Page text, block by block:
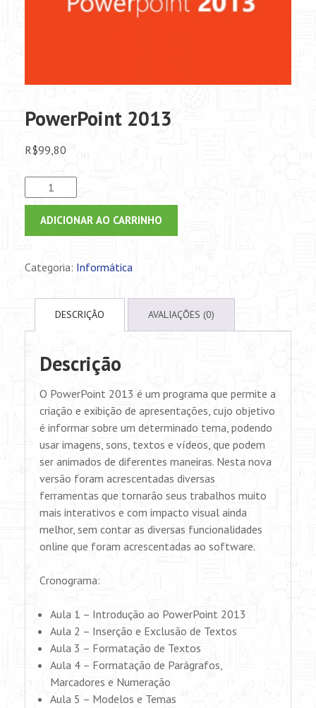
PowerPoint 2013
R$99,80
PowerPoint
2013
quantidade
ADICIONAR AO CARRINHO
Categoria: Informática
DESCRIÇÃO AVALIAÇÕES (0)
Descrição
O PowerPoint 2013 é um programa que permite a
criação e exibição de apresentações, cujo objetivo
é informar sobre um determinado tema, podendo
usar imagens, sons, textos e vídeos, que podem
ser animados de diferentes maneiras. Nesta nova
versão foram acrescentadas diversas
ferramentas que tornarão seus trabalhos muito
mais interativos e com impacto visual ainda
melhor, sem contar as diversas funcionalidades
online que foram acrescentadas ao software.
Cronograma:
Aula 1 – Introdução ao PowerPoint 2013
Aula 2 – Inserção e Exclusão de Textos
Aula 3 – Formatação de Textos
Aula 4 – Formatação de Parágrafos,
Marcadores e Numeração
Aula 5 – Modelos e Temas